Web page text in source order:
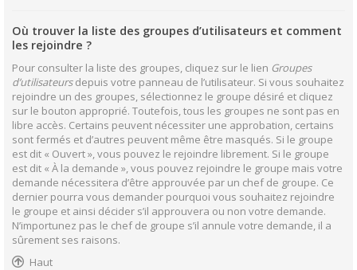
Où trouver la liste des groupes d’utilisateurs et comment
les rejoindre ?
Pour consulter la liste des groupes, cliquez sur le lien Groupes
d’utilisateursdepuis votre panneau de l’utilisateur. Si vous souhaitez
rejoindre un des groupes, sélectionnez le groupe désiré et cliquez
sur le bouton approprié. Toutefois, tous les groupes ne sont pas en
libre accès. Certains peuvent nécessiter une approbation, certains
sont fermés et d’autres peuvent même être masqués. Si le groupe
est dit « Ouvert », vous pouvez le rejoindre librement. Si le groupe
est dit « À la demande », vous pouvez rejoindre le groupe mais votre
demande nécessitera d’être approuvée par un chef de groupe. Ce
dernier pourra vous demander pourquoi vous souhaitez rejoindre
le groupe et ainsi décider s’il approuvera ou non votre demande.
N’importunez pas le chef de groupe s’il annule votre demande, il a
sûrement ses raisons.
Haut